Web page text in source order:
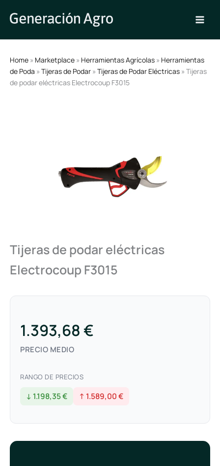
Home » Marketplace » Herramientas Agrícolas » Herramientas
de Poda » Tijeras de Podar » Tijeras de Podar Eléctricas » Tijeras
de podar eléctricas Electrocoup F3015
Tijeras de podar eléctricas
Electrocoup F3015
1.393,68 €
PRECIO MEDIO
RANGO DE PRECIOS
↓ 1.198,35 € ↑ 1.589,00 €